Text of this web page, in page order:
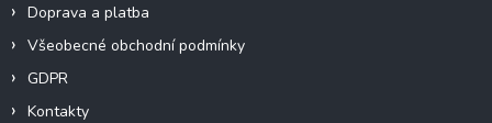
Doprava a platba
Všeobecné obchodní podmínky
GDPR
Kontakty